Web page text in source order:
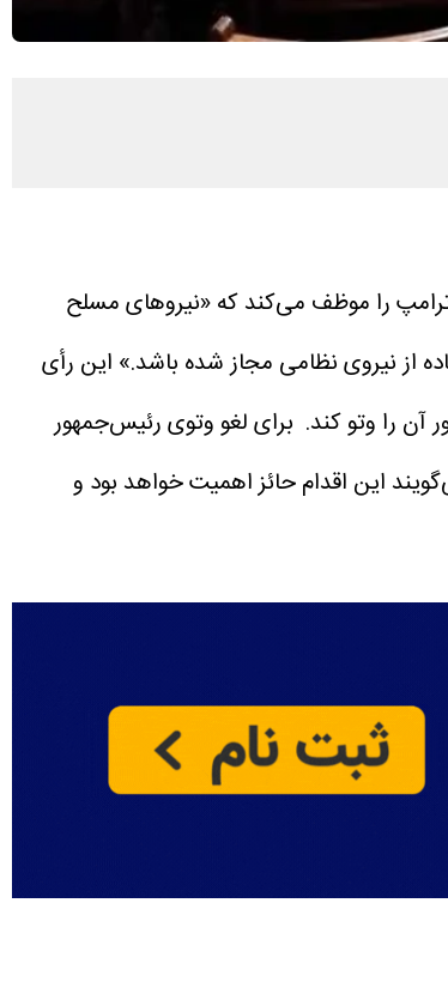
را موظف می‌کند که «نیروهای مسلح
از نیروی نظامی مجاز شده باشد.» این رأی
را وتو کند. برای لغو وتوی رئیس‌جمهور
این اقدام حائز اهمیت خواهد بود و